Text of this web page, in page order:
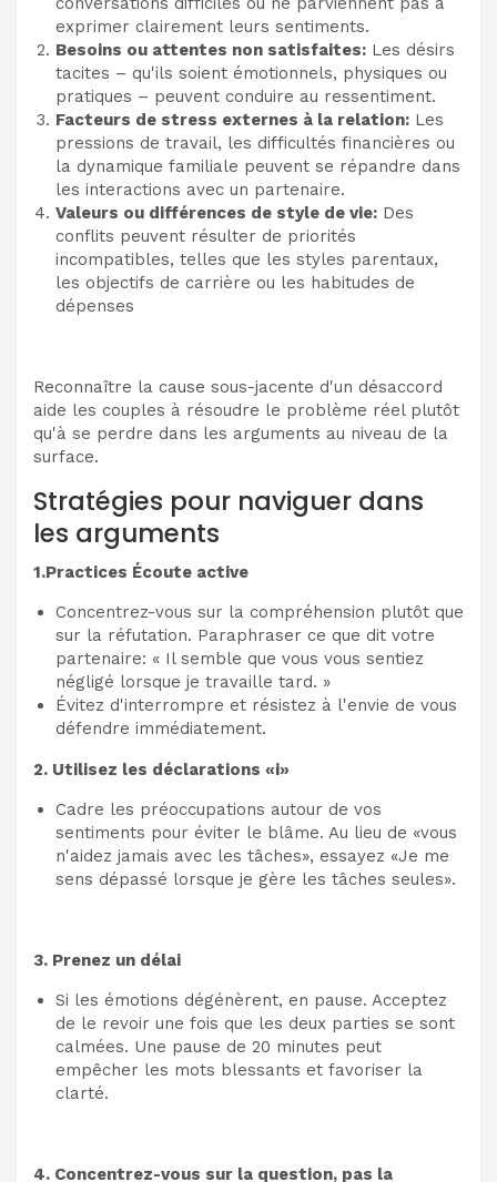
exprimer clairement leurs sentiments.
Besoins ou attentes non satisfaites: Les désirs
tacites – qu'ils soient émotionnels, physiques ou
pratiques – peuvent conduire au ressentiment.
Facteurs de stress externes à la relation: Les
pressions de travail, les difficultés financières ou
la dynamique familiale peuvent se répandre dans
les interactions avec un partenaire.
Valeurs ou différences de style de vie: Des
conflits peuvent résulter de priorités
incompatibles, telles que les styles parentaux,
les objectifs de carrière ou les habitudes de
dépenses
Reconnaître la cause sous-jacente d'un désaccord
aide les couples à résoudre le problème réel plutôt
qu'à se perdre dans les arguments au niveau de la
surface.
Stratégies pour naviguer dans
les arguments
1.Practices Écoute active
Concentrez-vous sur la compréhension plutôt que
sur la réfutation. Paraphraser ce que dit votre
partenaire: « Il semble que vous vous sentiez
négligé lorsque je travaille tard. »
Évitez d'interrompre et résistez à l'envie de vous
défendre immédiatement.
2. Utilisez les déclarations «i»
Cadre les préoccupations autour de vos
sentiments pour éviter le blâme. Au lieu de «vous
n'aidez jamais avec les tâches», essayez «Je me
sens dépassé lorsque je gère les tâches seules».
3. Prenez un délai
Si les émotions dégénèrent, en pause. Acceptez
de le revoir une fois que les deux parties se sont
calmées. Une pause de 20 minutes peut
empêcher les mots blessants et favoriser la
clarté.
4. Concentrez-vous sur la question, pas la